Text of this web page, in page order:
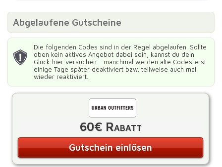
Abgelaufene Gutscheine
Die folgenden Codes sind in der Regel abgelaufen. Sollte
oben kein aktives Angebot dabei sein, kannst du dein
Glück hier versuchen - manchmal werden alte Codes erst
einige Tage später deaktiviert bzw. teilweise auch mal
wieder reaktiviert.
60€ Rabatt
Gutschein einlösen